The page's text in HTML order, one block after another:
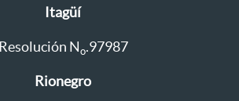
Itagüí
Resolución N o.97987
Rionegro